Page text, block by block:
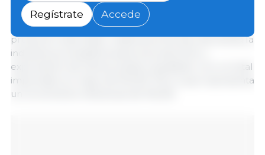
Asimismo se presentó un aumento de las
importaciones, siendo el poroto de soja el principal
producto importado, materia prima que demanda la
industria procesadora para la producción y
exportación de harina, aceite y biodiesel, con un total
importado en mayo de MUSD 719, lo que representa
un incremento interanual de 105,2%.
Regístrate Accede